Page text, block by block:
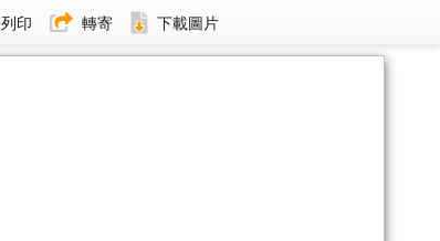
列印 轉寄 下載圖片